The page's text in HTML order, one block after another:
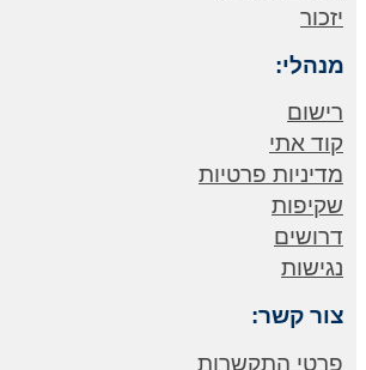
יזכור
מנהלי:
רישום
קוד אתי
מדיניות פרטיות
שקיפות
דרושים
נגישות
צור קשר:
פרטי התקשרות